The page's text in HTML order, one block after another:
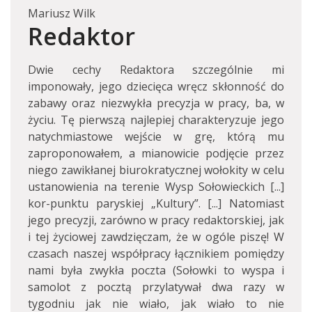
Mariusz Wilk
Redaktor
Dwie cechy Redaktora szczególnie mi
imponowały, jego dziecięca wręcz skłonność do
zabawy oraz niezwykła precyzja w pracy, ba, w
życiu. Tę pierwszą najlepiej charakteryzuje jego
natychmiastowe wejście w grę, którą mu
zaproponowałem, a mianowicie podjęcie przez
niego zawikłanej biurokratycznej wołokity w celu
ustanowienia na terenie Wysp Sołowieckich [...]
kor-punktu paryskiej „Kultury”. [...] Natomiast
jego precyzji, zarówno w pracy redaktorskiej, jak
i tej życiowej zawdzięczam, że w ogóle piszę! W
czasach naszej współpracy łącznikiem pomiędzy
nami była zwykła poczta (Sołowki to wyspa i
samolot z pocztą przylatywał dwa razy w
tygodniu jak nie wiało, jak wiało to nie